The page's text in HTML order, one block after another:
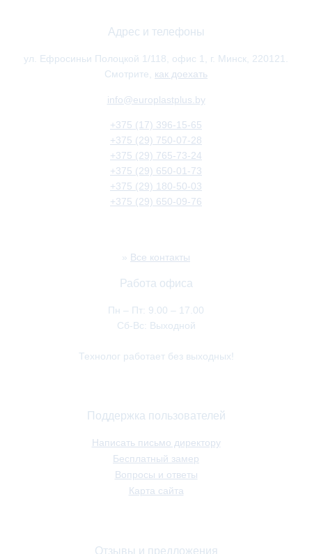
Адрес и телефоны
ул. Ефросиньи Полоцкой 1/118, офис 1, г. Минск, 220121.
Смотрите, как доехать
info@europlastplus.by
+375 (17) 396-15-65
+375 (29) 750-07-28
+375 (29) 765-73-24
+375 (29) 650-01-73
+375 (29) 180-50-03
+375 (29) 650-09-76
» Все контакты
Работа офиса
Пн – Пт: 9.00 – 17.00
Сб-Вс: Выходной
Технолог работает без выходных!
Поддержка пользователей
Написать письмо директору
Бесплатный замер
Вопросы и ответы
Карта сайта
Отзывы и предложения